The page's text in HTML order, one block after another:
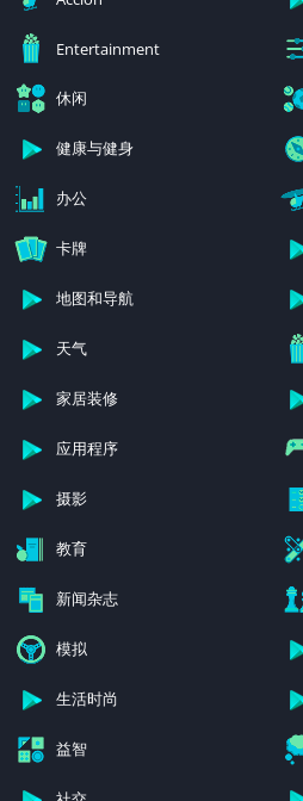
Entertainment
休闲
健康与健身
办公
卡牌
地图和导航
天气
家居装修
应用程序
摄影
教育
新闻杂志
模拟
生活时尚
益智